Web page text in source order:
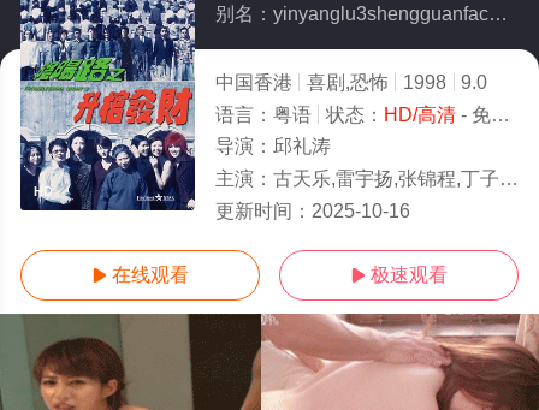
HD
别名：yinyanglu3shengguanfacaiyueyu
中国香港 喜剧,恐怖 1998
9.0
语言： 粤语 状态： HD/高清- 免费在线观看
导演： 邱礼涛
主演： 古天乐,雷宇扬,张锦程,丁子峻,谷德昭,袁洁莹,罗兰,伍咏薇,钱嘉乐,谢天华,成奎安
更新时间： 2025-10-16
 在线观看  极速观看